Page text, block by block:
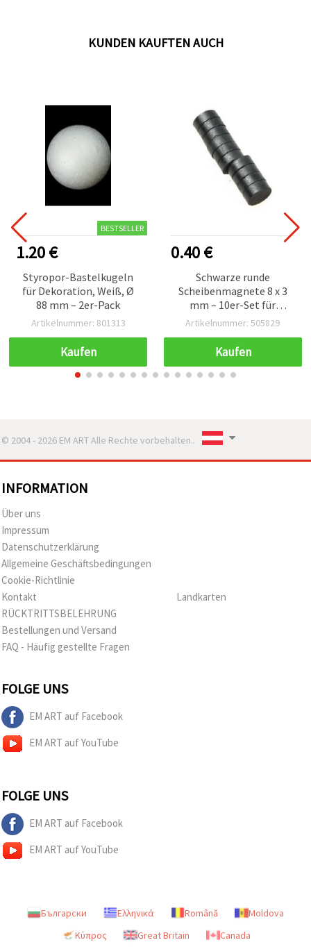
KUNDEN KAUFTEN AUCH
BESTSELLER
1.20 €
Styropor-Bastelkugeln
für Dekoration, Weiß, Ø
88 mm – 2er-Pack
Artikelnummer: 801313
Kaufen
0.40 €
Schwarze runde
Scheibenmagnete 8 x 3
mm – 10er-Set für
Basteln, Hobby, DIY,
Artikelnummer: 505829
Kaufen
© 2004 - 2026 EM ART Alle Rechte vorbehalten..
INFORMATION
Über uns
Impressum
Datenschutzerklärung
Allgemeine Geschäftsbedingungen
Cookie-Richtlinie
Kontakt
RÜCKTRITTSBELEHRUNG
Bestellungen und Versand
FAQ - Häufig gestellte Fragen
Landkarten
FOLGE UNS
EM ART auf Facebook
EM ART auf YouTube
FOLGE UNS
EM ART auf Facebook
EM ART auf YouTube
Български Ελληνικά Română
Moldova
Κύπρος
Great Britain Canada